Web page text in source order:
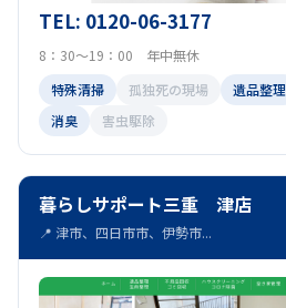
TEL: 0120-06-3177
8：30～19：00 年中無休
特殊清掃
孤独死の現場 遺品整理
消臭
害虫駆除
暮らしサポート三重 津店
📍 津市、四日市市、伊勢市...